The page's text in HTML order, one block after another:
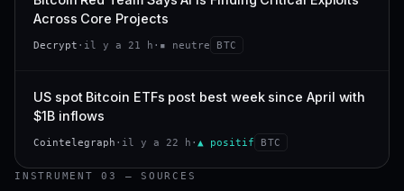
Across Core Projects
Decrypt · il y a 21 h · ▪ neutre BTC
US spot Bitcoin ETFs post best week since April with
$1B inflows
Cointelegraph · il y a 22 h · ▲ positif BTC
INSTRUMENT 03 — SOURCES